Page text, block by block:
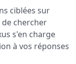
ciblées sur
chercher
s'en charge
à vos réponses